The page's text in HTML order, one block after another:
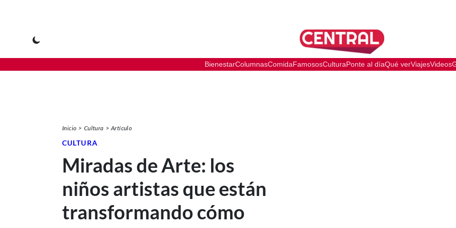
BienestarColumnasComidaFamososCulturaPonte al díaQué verViajesVideos
Inicio Cultura Artículo
CULTURA
Miradas de Arte: los
niños artistas que están
transformando cómo